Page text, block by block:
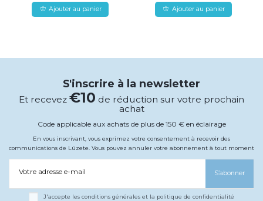
Ajouter au panier Ajouter au panier
S'inscrire à la newsletter
Et recevez €10 de réduction sur votre prochain
achat
Code applicable aux achats de plus de 150 € en éclairage
En vous inscrivant, vous exprimez votre consentement à recevoir des
communications de Lúzete. Vous pouvez annuler votre abonnement à tout moment
Votre adresse e-mail S’abonner
J'accepte les conditions générales et la politique de confidentialité